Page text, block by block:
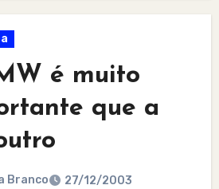
é muito
que a
Branco 27/12/2003